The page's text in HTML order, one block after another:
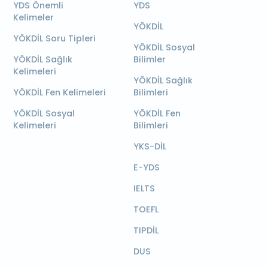
YDS Önemli
Kelimeler
YÖKDİL Soru Tipleri
YÖKDİL Sağlık
Kelimeleri
YÖKDİL Fen Kelimeleri
YÖKDİL Sosyal
Kelimeleri
YDS
YÖKDİL
YÖKDİL Sosyal
Bilimler
YÖKDİL Sağlık
Bilimleri
YÖKDİL Fen
Bilimleri
YKS-DİL
E-YDS
IELTS
TOEFL
TIPDİL
DUS